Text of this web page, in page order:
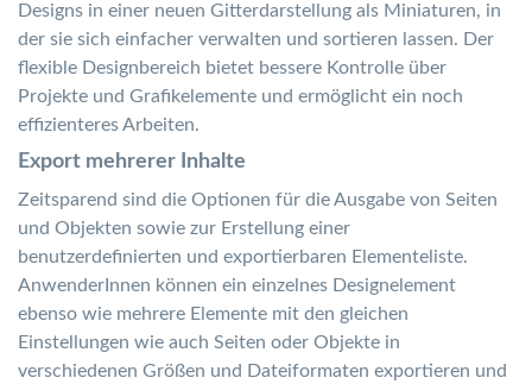
Designs in einer neuen Gitterdarstellung als Miniaturen, in
der sie sich einfacher verwalten und sortieren lassen. Der
flexible Designbereich bietet bessere Kontrolle über
Projekte und Grafikelemente und ermöglicht ein noch
effizienteres Arbeiten.
Export mehrerer Inhalte
Zeitsparend sind die Optionen für die Ausgabe von Seiten
und Objekten sowie zur Erstellung einer
benutzerdefinierten und exportierbaren Elementeliste.
AnwenderInnen können ein einzelnes Designelement
ebenso wie mehrere Elemente mit den gleichen
Einstellungen wie auch Seiten oder Objekte in
verschiedenen Größen und Dateiformaten exportieren und